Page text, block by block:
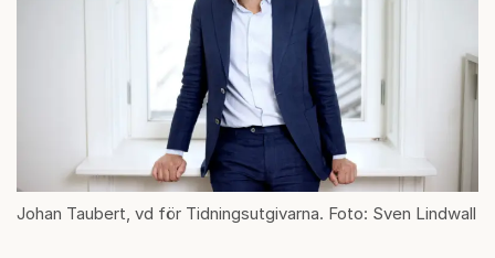
Johan Taubert, vd för Tidningsutgivarna. Foto: Sven Lindwall